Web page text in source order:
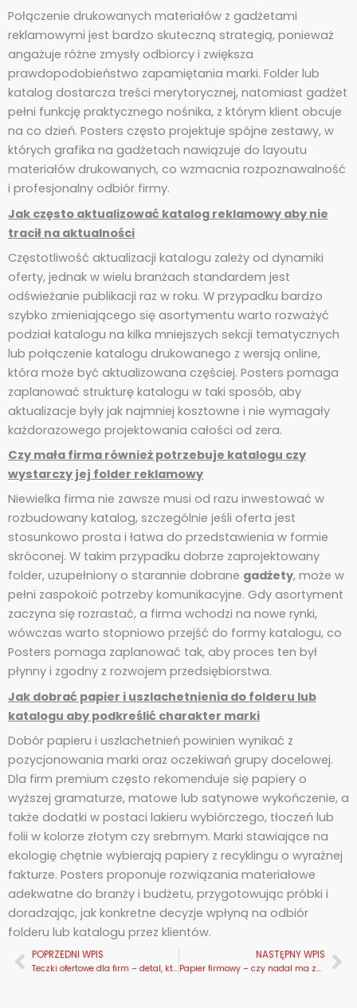
Połączenie drukowanych materiałów z gadżetami
reklamowymi jest bardzo skuteczną strategią, ponieważ
angażuje różne zmysły odbiorcy i zwiększa
prawdopodobieństwo zapamiętania marki. Folder lub
katalog dostarcza treści merytorycznej, natomiast gadżet
pełni funkcję praktycznego nośnika, z którym klient obcuje
na co dzień. Posters często projektuje spójne zestawy, w
których grafika na gadżetach nawiązuje do layoutu
materiałów drukowanych, co wzmacnia rozpoznawalność
i profesjonalny odbiór firmy.
Jak często aktualizować katalog reklamowy aby nie
tracił na aktualności
Częstotliwość aktualizacji katalogu zależy od dynamiki
oferty, jednak w wielu branżach standardem jest
odświeżanie publikacji raz w roku. W przypadku bardzo
szybko zmieniającego się asortymentu warto rozważyć
podział katalogu na kilka mniejszych sekcji tematycznych
lub połączenie katalogu drukowanego z wersją online,
która może być aktualizowana częściej. Posters pomaga
zaplanować strukturę katalogu w taki sposób, aby
aktualizacje były jak najmniej kosztowne i nie wymagały
każdorazowego projektowania całości od zera.
Czy mała firma również potrzebuje katalogu czy
wystarczy jej folder reklamowy
Niewielka firma nie zawsze musi od razu inwestować w
rozbudowany katalog, szczególnie jeśli oferta jest
stosunkowo prosta i łatwa do przedstawienia w formie
skróconej. W takim przypadku dobrze zaprojektowany
folder, uzupełniony o starannie dobrane gadżety, może w
pełni zaspokoić potrzeby komunikacyjne. Gdy asortyment
zaczyna się rozrastać, a firma wchodzi na nowe rynki,
wówczas warto stopniowo przejść do formy katalogu, co
Posters pomaga zaplanować tak, aby proces ten był
płynny i zgodny z rozwojem przedsiębiorstwa.
Jak dobrać papier i uszlachetnienia do folderu lub
katalogu aby podkreślić charakter marki
Dobór papieru i uszlachetnień powinien wynikać z
pozycjonowania marki oraz oczekiwań grupy docelowej.
Dla firm premium często rekomenduje się papiery o
wyższej gramaturze, matowe lub satynowe wykończenie, a
także dodatki w postaci lakieru wybiórczego, tłoczeń lub
folii w kolorze złotym czy srebrnym. Marki stawiające na
ekologię chętnie wybierają papiery z recyklingu o wyraźnej
fakturze. Posters proponuje rozwiązania materiałowe
adekwatne do branży i budżetu, przygotowując próbki i
doradzając, jak konkretne decyzje wpłyną na odbiór
folderu lub katalogu przez klientów.
Prev
POPRZEDNI WPIS
Teczki ofertowe dla firm – detal, który wzmacnia profesjonalny wizerunek
NASTĘPNY WPIS
Papier firmowy – czy nadal ma znaczenie w nowoczesnym biznesie